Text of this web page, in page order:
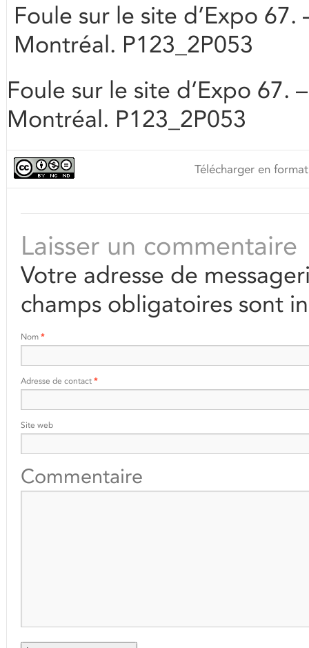
Foule sur le site d’Expo
Montréal. P123_2P053
Foule sur le site d’Expo 67.
Montréal. P123_2P053
Télécharger en
Laisser un commentaire
Votre adresse de
champs obligatoires sont
Nom *
Adresse de contact *
Site web
Commentaire